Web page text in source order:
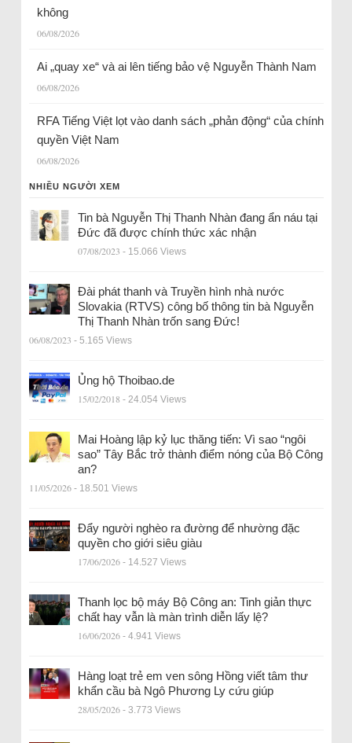
không
06/08/2026
Ai „quay xe“ và ai lên tiếng bảo vệ Nguyễn Thành Nam
06/08/2026
RFA Tiếng Việt lọt vào danh sách „phản động“ của chính
quyền Việt Nam
06/08/2026
NHIỀU NGƯỜI XEM
Tin bà Nguyễn Thị Thanh Nhàn đang ẩn náu tại
Đức đã được chính thức xác nhận
07/08/2023 - 15.066 Views
Đài phát thanh và Truyền hình nhà nước
Slovakia (RTVS) công bố thông tin bà Nguyễn
Thị Thanh Nhàn trốn sang Đức!
06/08/2023 - 5.165 Views
Ủng hộ Thoibao.de
15/02/2018 - 24.054 Views
Mai Hoàng lập kỷ lục thăng tiến: Vì sao “ngôi
sao” Tây Bắc trở thành điểm nóng của Bộ Công
an?
11/05/2026 - 18.501 Views
Đẩy người nghèo ra đường để nhường đặc
quyền cho giới siêu giàu
17/06/2026 - 14.527 Views
Thanh lọc bộ máy Bộ Công an: Tinh giản thực
chất hay vẫn là màn trình diễn lấy lệ?
16/06/2026 - 4.941 Views
Hàng loạt trẻ em ven sông Hồng viết tâm thư
khẩn cầu bà Ngô Phương Ly cứu giúp
28/05/2026 - 3.773 Views